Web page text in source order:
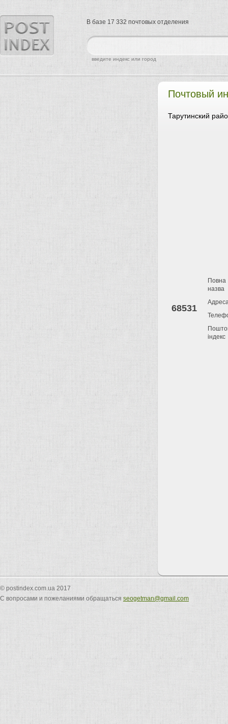
Почтовый
Тарутинский
68531
Повна
назва
індекс
найти
введите индекс или город
В базе 17 332 почтовых отделения
© postindex.com.ua 2017
С вопросами и пожеланиями обращаться seogetman@gmail.com